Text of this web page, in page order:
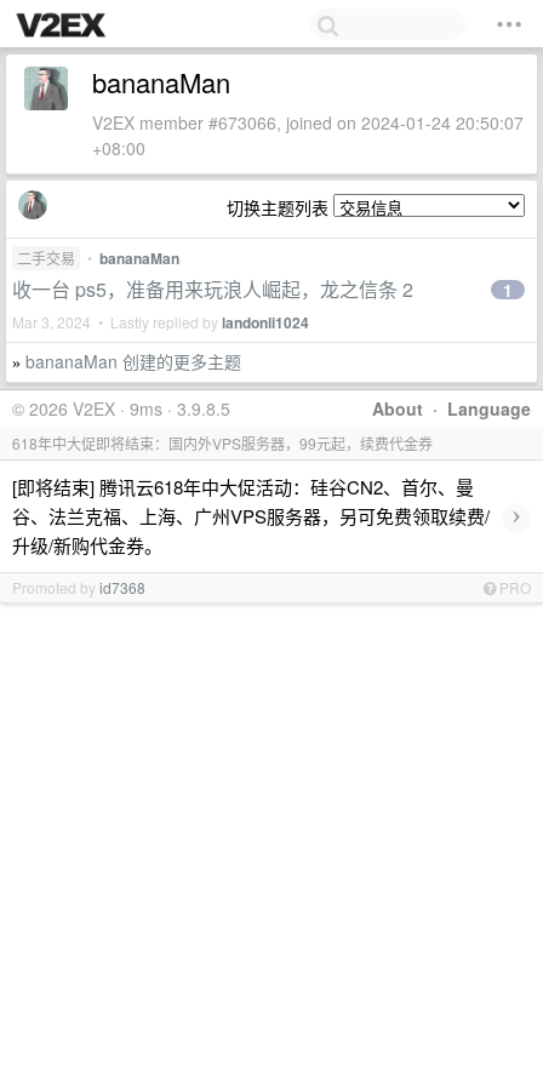
bananaMan
V2EX member #673066, joined on 2024-01-24 20:50:07
+08:00
切换主题列表
二手交易 • bananaMan
收一台 ps5，准备用来玩浪人崛起，龙之信条 2
Mar 3, 2024 • Lastly replied bylandonli1024
1
» bananaMan 创建的更多主题
About · Language
© 2026 V2EX · 9ms · 3.9.8.5
618年中大促即将结束：国内外VPS服务器，99元起，续费代金券
[即将结束] 腾讯云618年中大促活动：硅谷CN2、首尔、曼
谷、法兰克福、上海、广州VPS服务器，另可免费领取续费/
升级/新购代金券。
›
Promoted byid7368 PRO